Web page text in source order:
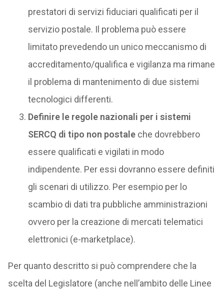
prestatori di servizi fiduciari qualificati per il
servizio postale. Il problema può essere
limitato prevedendo un unico meccanismo di
accreditamento/qualifica e vigilanza ma rimane
il problema di mantenimento di due sistemi
tecnologici differenti.
Definire le regole nazionali per i sistemi
SERCQ di tipo non postaleche dovrebbero
essere qualificati e vigilati in modo
indipendente. Per essi dovranno essere definiti
gli scenari di utilizzo. Per esempio per lo
scambio di dati tra pubbliche amministrazioni
ovvero per la creazione di mercati telematici
elettronici (e-marketplace).
Per quanto descritto si può comprendere che la
scelta del Legislatore (anche nell’ambito delle Linee